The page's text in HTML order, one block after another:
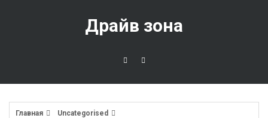
Драйв зона
Главная
Uncategorised